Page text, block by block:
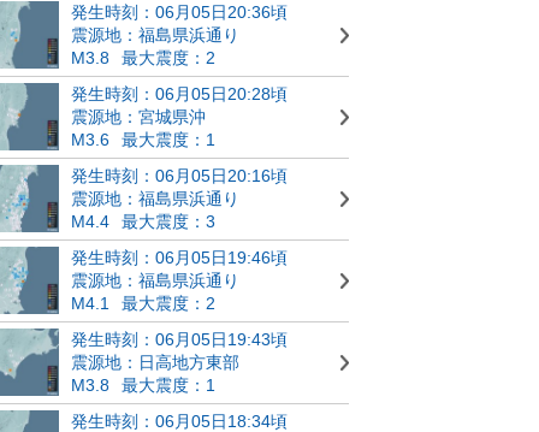
発生時刻：06月05日20:36頃
震源地：福島県浜通り
M3.8
最大震度：2
発生時刻：06月05日20:28頃
震源地：宮城県沖
M3.6
最大震度：1
発生時刻：06月05日20:16頃
震源地：福島県浜通り
M4.4
最大震度：3
発生時刻：06月05日19:46頃
震源地：福島県浜通り
M4.1
最大震度：2
発生時刻：06月05日19:43頃
震源地：日高地方東部
M3.8
最大震度：1
発生時刻：06月05日18:34頃